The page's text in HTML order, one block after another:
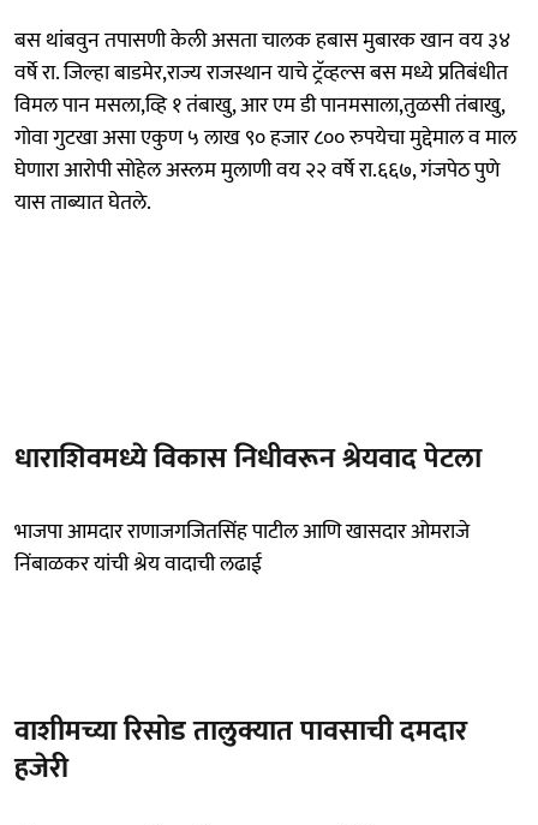
बस थांबवुन तपासणी केली असता चालक हबास मुबारक खान वय ३४
वर्षे रा. जिल्हा बाडमेर,राज्य राजस्थान याचे ट्रॅव्हल्स बस मध्ये प्रतिबंधीत
विमल पान मसला,व्हि १ तंबाखु, आर एम डी पानमसाला,तुळसी तंबाखु,
गोवा गुटखा असा एकुण ५ लाख ९० हजार ८०० रुपयेचा मुद्देमाल व माल
घेणारा आरोपी सोहेल अस्लम मुलाणी वय २२ वर्षे रा.६६७, गंजपेठ पुणे
यास ताब्यात घेतले.
धाराशिवमध्ये विकास निधीवरून श्रेयवाद पेटला
भाजपा आमदार राणाजगजितसिंह पाटील आणि खासदार ओमराजे
निंबाळकर यांची श्रेय वादाची लढाई
वाशीमच्या रिसोड तालुक्यात पावसाची दमदार
हजेरी